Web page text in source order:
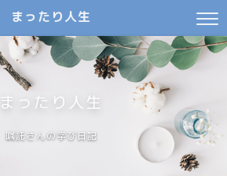
まったり人生
まったり人生
嘱託さんの学び日記